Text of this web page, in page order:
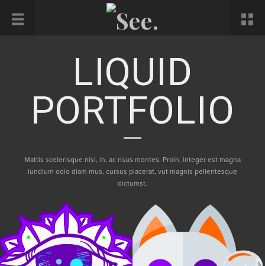
LIQUID
PORTFOLIO
Mattis scelerisque nisi, in, ac risus montes. Proin, integer est magna
lundium odio diam mus, cursus placerat, vut magnis pellentesque
dictumst.